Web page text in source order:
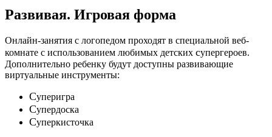
Развивая. Игровая форма
Онлайн-занятия с логопедом проходят в специальной веб-
комнате с использованием любимых детских cупергероев.
Дополнительно ребенку будут доступны развивающие
виртуальные инструменты:
Cуперигра
Cупердоска
Cуперкисточка